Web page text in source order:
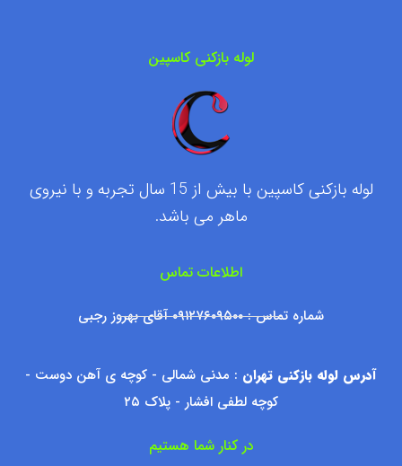
لوله بازکنی کاسپین
لوله بازکنی کاسپین با بیش از 15 سال تجربه و با نیروی
ماهر می باشد.
اطلاعات تماس
شماره تماس : ۰۹۱۲۷۶۰۹۵۰۰ آقای بهروز رجبی
آدرس لوله بازکنی تهران : مدنی شمالی - کوچه ی آهن دوست -
کوچه لطفی افشار - پلاک ۲۵
در کنار شما هستیم